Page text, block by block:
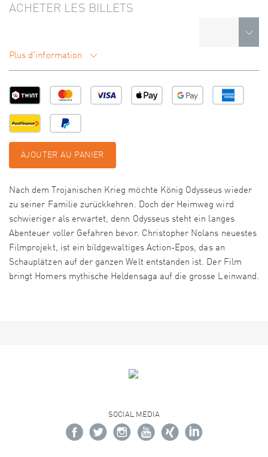
ACHETER LES BILLETS
Plus d'information
AJOUTER AU PANIER
Nach dem Trojanischen Krieg möchte König Odysseus wieder
zu seiner Familie zurückkehren. Doch der Heimweg wird
schwieriger als erwartet, denn Odysseus steht ein langes
Abenteuer voller Gefahren bevor. Christopher Nolans neuestes
Filmprojekt, ist ein bildgewaltiges Action-Epos, das an
Schauplätzen auf der ganzen Welt entstanden ist. Der Film
bringt Homers mythische Heldensaga auf die grosse Leinwand.
SOCIAL MEDIA